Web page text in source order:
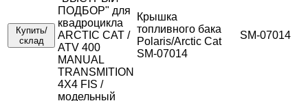
Купить/
склад
Крышка
топливного бака
Polaris/Arctic Cat
SM-07014
SM-07014